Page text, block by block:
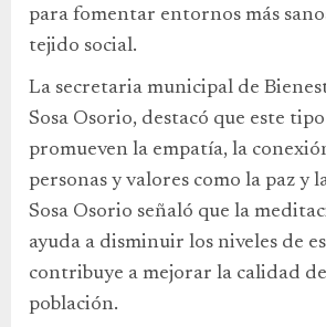
para fomentar entornos más
tejido social.
La secretaria municipal de
Sosa Osorio, destacó que este
promueven la empatía, la
personas y valores como la paz y
Sosa Osorio señaló que la
ayuda a disminuir los niveles de
contribuye a mejorar la calidad
población.